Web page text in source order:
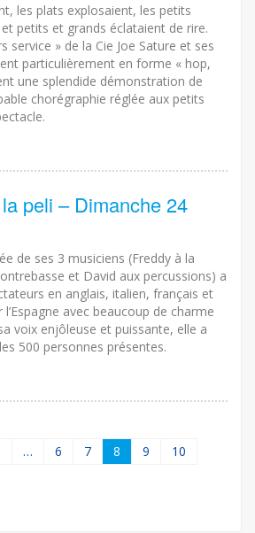
les plats explosaient, les petits
et petits et grands éclataient de rire.
service » de la Cie Joe Sature et ses
particulièrement en forme « hop,
une splendide démonstration de
chorégraphie réglée aux petits
peli – Dimanche 24
de ses 3 musiciens (Freddy à la
et David aux percussions) a
en anglais, italien, français et
avec beaucoup de charme
voix enjôleuse et puissante, elle a
500 personnes présentes.
… 6 7 8 9
10